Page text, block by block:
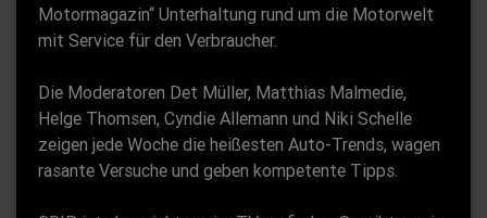
Motormagazin“ Unterhaltung rund um die Motorwelt
mit Service für den Verbraucher.
Die Moderatoren Det Müller, Matthias Malmedie,
Helge Thomsen, Cyndie Allemann und Niki Schelle
zeigen jede Woche die heißesten Auto-Trends, wagen
rasante Versuche und geben kompetente Tipps.